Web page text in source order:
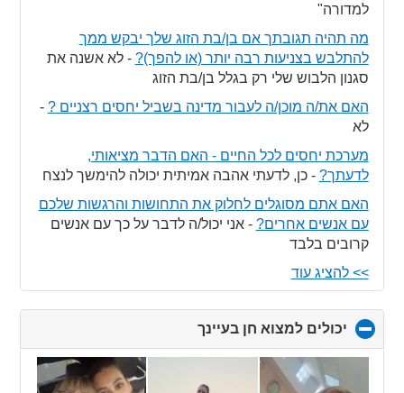
למדורה"
מה תהיה תגובתך אם בן/בת הזוג שלך יבקש ממך
להתלבש בצניעות רבה יותר (או להפך)? -לא אשנה את
סגנון הלבוש שלי רק בגלל בן/בת הזוג
האם את/ה מוכן/ה לעבור מדינה בשביל יחסים רצניים ? -
לא
מערכת יחסים לכל החיים - האם הדבר מציאותי,
לדעתך? -כן, לדעתי אהבה אמיתית יכולה להימשך לנצח
האם אתם מסוגלים לחלוק את התחושות והרגשות שלכם
עם אנשים אחרים? -אני יכול/ה לדבר על כך עם אנשים
קרובים בלבד
>> להציג עוד
יכולים למצוא חן בעיינך
to
collapse
contents